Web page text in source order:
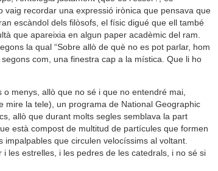
recordar una expressió irònica que pensava que
escàndol dels filòsofs, el físic digué que ell també
que apareixia en algun paper acadèmic del ram.
la qual “Sobre allò de què no es pot parlar, hom
com, una finestra cap a la mística. Que li ho
menys, allò que no sé i que no entendré mai,
mire la tele), un programa de National Geographic
allò que durant molts segles semblava la part
està compost de multitud de partícules que formen
impalpables que circulen velocíssims al voltant.
i les estrelles, i les pedres de les catedrals, i no sé si